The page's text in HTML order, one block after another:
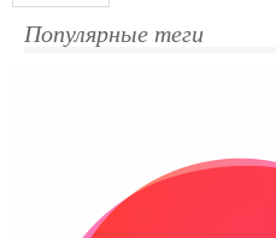
Популярные теги